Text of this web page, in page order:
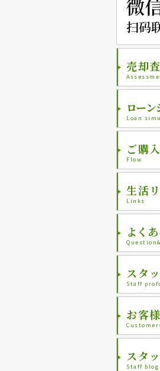
売却
ローン
Loan
ご購
Flow
生活
Links
よく
スタ
Staff
お客
スタ
Staff blog